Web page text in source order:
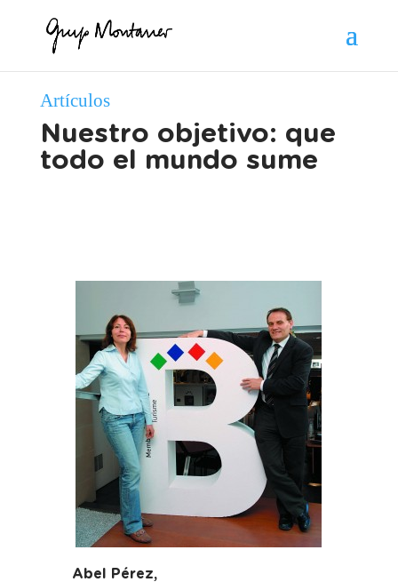
Nuestro objetivo: que
todo el mundo sume
Artículos
Abel Pérez,